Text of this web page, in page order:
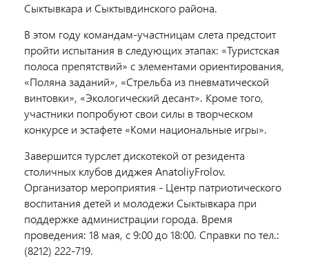
Сыктывкара и Сыктывдинского района.
В этом году командам-участницам слета предстоит
пройти испытания в следующих этапах: «Туристская
полоса препятствий» с элементами ориентирования,
«Поляна заданий», «Стрельба из пневматической
винтовки», «Экологический десант». Кроме того,
участники попробуют свои силы в творческом
конкурсе и эстафете «Коми национальные игры».
Завершится турслет дискотекой от резидента
столичных клубов диджея AnatoliyFrolov.
Организатор мероприятия - Центр патриотического
воспитания детей и молодежи Сыктывкара при
поддержке администрации города. Время
проведения: 18 мая, с 9:00 до 18:00. Справки по тел.:
(8212) 222-719.